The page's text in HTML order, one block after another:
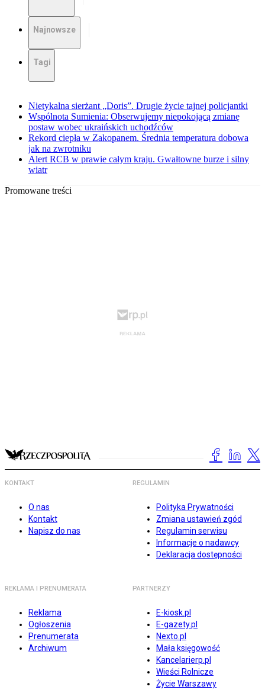
Najnowsze
Tagi
Nietykalna sierżant „Doris”. Drugie życie tajnej policjantki
Wspólnota Sumienia: Obserwujemy niepokojącą zmianę
postaw wobec ukraińskich uchodźców
Rekord ciepła w Zakopanem. Średnia temperatura dobowa
jak na zwrotniku
Alert RCB w prawie całym kraju. Gwałtowne burze i silny
wiatr
Promowane treści
KONTAKT
O nas
Kontakt
Napisz do nas
REGULAMIN
Polityka Prywatności
Zmiana ustawień zgód
Regulamin serwisu
Informacje o nadawcy
Deklaracja dostępności
REKLAMA I PRENUMERATA
Reklama
Ogłoszenia
Prenumerata
Archiwum
PARTNERZY
E-kiosk.pl
E-gazety.pl
Nexto.pl
Mała księgowość
Kancelarierp.pl
Wieści Rolnicze
Życie Warszawy